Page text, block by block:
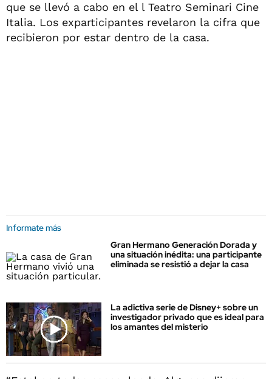
que se llevó a cabo en el l Teatro Seminari Cine
Italia. Los exparticipantes revelaron la cifra que
recibieron por estar dentro de la casa.
Informate más
Gran Hermano Generación Dorada y
una situación inédita: una participante
eliminada se resistió a dejar la casa
La adictiva serie de Disney+ sobre un
investigador privado que es ideal para
los amantes del misterio